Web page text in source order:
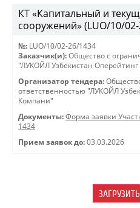
КТ «Капитальный и
сооружений» (LUO/10/
№: LUO/10/02-26/1434
Заказчик(и): Общество с
"ЛУКОЙЛ Узбекистан
Организатор тендера:
ответственностью "ЛУКОЙЛ
Компани"
Документы: Форма заявки
1434
Прием заявок до: 03.03.2026